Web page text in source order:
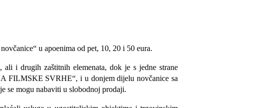
u apoenima od pet, 10, 20 i 50 eura.
i drugih zaštitnih elemenata, dok je s jedne strane
FILMSKE SVRHE“, i u donjem dijelu novčanice sa
se mogu nabaviti u slobodnoj prodaji.